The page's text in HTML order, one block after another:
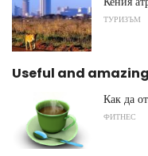
ТУРИЗЪМ
Useful and amazing
Как да
ФИТНЕС